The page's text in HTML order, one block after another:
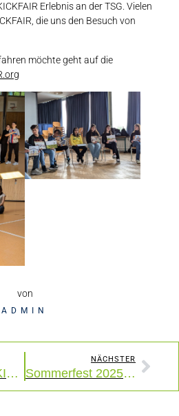
Erlebnis an der TSG. Vielen
die uns den Besuch von
möchte geht auf die
von
ADMIN
Bundesweites KICKFAIR Festival in Ostfildern
NÄCHSTER
Sommerfest 2025 – Ein fröhliches Fest trotz grauem Himmel!